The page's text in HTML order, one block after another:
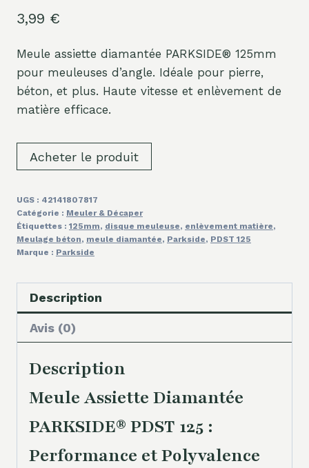
3,99 €
Meule assiette diamantée PARKSIDE® 125mm
pour meuleuses d’angle. Idéale pour pierre,
béton, et plus. Haute vitesse et enlèvement de
matière efficace.
Acheter le produit
UGS : 42141807817
Catégorie : Meuler & Décaper
Étiquettes : 125mm, disque meuleuse, enlèvement matière,
Meulage béton, meule diamantée, Parkside, PDST 125
Marque : Parkside
Description
Avis (0)
Description
Meule Assiette Diamantée
PARKSIDE® PDST 125 :
Performance et Polyvalence